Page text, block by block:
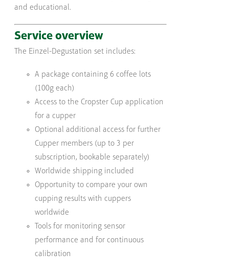
and educational.
Service overview
The Einzel-Degustation set includes:
A package containing 6 coffee lots
(100g each)
Access to the Cropster Cup application
for a cupper
Optional additional access for further
Cupper members (up to 3 per
subscription, bookable separately)
Worldwide shipping included
Opportunity to compare your own
cupping results with cuppers
worldwide
Tools for monitoring sensor
performance and for continuous
calibration